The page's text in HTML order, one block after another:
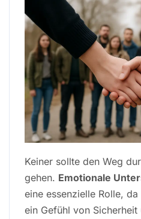
Keiner sollte den Weg
gehen. Emotionale
eine essenzielle Rolle,
ein Gefühl von Sicherheit